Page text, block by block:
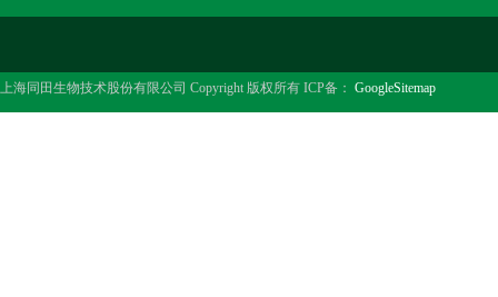
上海同田生物技术股份有限公司 Copyright 版权所有 ICP备： GoogleSitemap